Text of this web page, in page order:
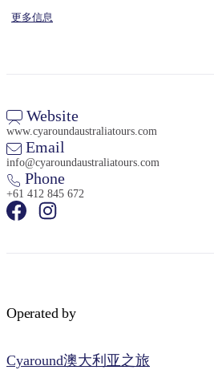
更多信息
Website
www.cyaroundaustraliatours.com
Email
info@cyaroundaustraliatours.com
Phone
+61 412 845 672
Operated by
Cyaround澳大利亚之旅